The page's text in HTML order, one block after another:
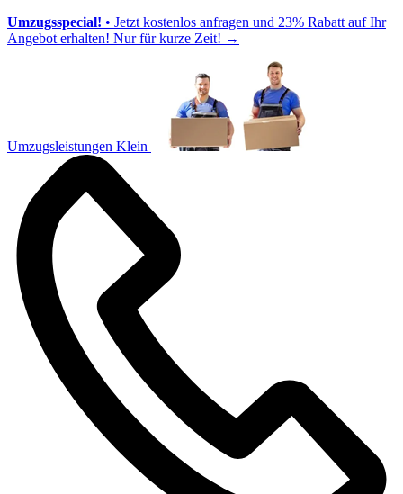
Umzugsspecial! • Jetzt kostenlos anfragen und 23% Rabatt auf Ihr
Angebot erhalten! Nur für kurze Zeit! →
Umzugsleistungen Klein